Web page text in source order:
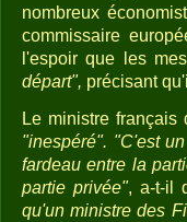
nombreux
commissaire
l'espoir que les
départ", précisant
Le ministre
"inespéré". "C'est
fardeau entre la
partie privée", a-t-il
qu'un ministre des